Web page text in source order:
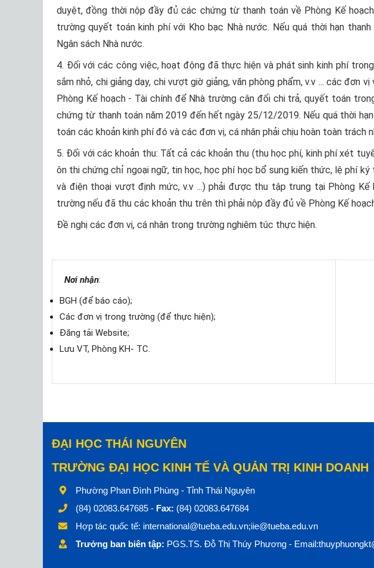
duyệt, đồng thời nộp đầy đủ các chứng từ thanh toán về Phòng Kế
trường quyết toán kinh phí với Kho bạc Nhà nước. Nếu quá thời hạn
Ngân sách Nhà nước.
4. Đối với các công việc, hoạt động đã thực hiện và phát sinh kinh phí
sắm nhỏ, chi giảng dạy, chi vượt giờ giảng, văn phòng phẩm, v.v ... các đơn
Phòng Kế hoạch - Tài chính để Nhà trường cân đối chi trả, quyết toán
chứng từ thanh toán năm 2019 đến hết ngày 25/12/2019. Nếu quá thời
toán các khoản kinh phí đó và các đơn vị, cá nhân phải chịu hoàn toàn trách
5. Đối với các khoản thu: Tất cả các khoản thu (thu học phí, kinh phí xét
ôn thi chứng chỉ ngoại ngữ, tin học, học phí học bổ sung kiến thức, lệ phí ký
và điện thoại vượt định mức, v.v ...) phải được thu tập trung tại Phòng Kế
trường nếu đã thu các khoản thu trên thì phải nộp đầy đủ về Phòng Kế
Đề nghị các đơn vị, cá nhân trong trường nghiêm túc thực hiện.
Nơi nhận:
BGH (để báo cáo);
Các đơn vị trong trường (để thực hiện);
Đăng tải Website;
Lưu VT, Phòng KH- TC.
ĐẠI HỌC THÁI NGUYÊN
TRƯỜNG ĐẠI HỌC KINH TẾ VÀ QUẢN TRỊ KINH DOANH
Phường Phan Đình Phùng - Tỉnh Thái Nguyên
(84) 02083.647685 - Fax: (84) 02083.647684
Hợp tác quốc tế: international@tueba.edu.vn;iie@tueba.edu.vn
Trưởng ban biên tập: PGS.TS. Đỗ Thị Thúy Phương -